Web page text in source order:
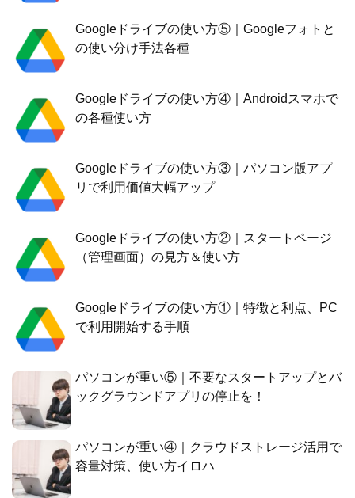
Googleドライブの使い方⑤｜Googleフォトと
の使い分け手法各種
Googleドライブの使い方④｜Androidスマホで
の各種使い方
Googleドライブの使い方③｜パソコン版アプ
リで利用価値大幅アップ
Googleドライブの使い方②｜スタートページ
（管理画面）の見方＆使い方
Googleドライブの使い方①｜特徴と利点、PC
で利用開始する手順
パソコンが重い⑤｜不要なスタートアップとバ
ックグラウンドアプリの停止を！
パソコンが重い④｜クラウドストレージ活用で
容量対策、使い方イロハ